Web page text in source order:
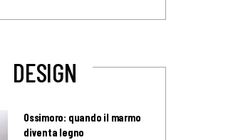
DESIGN
Ossimoro: quando il marmo
diventa legno